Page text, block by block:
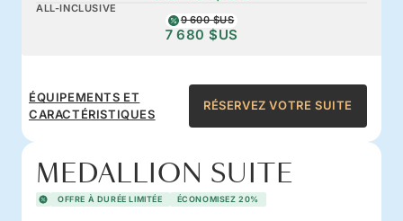
ALL-INCLUSIVE
9 600 $US
7 680 $US
ÉQUIPEMENTS ET
CARACTÉRISTIQUES
RÉSERVEZ VOTRE SUITE
MEDALLION SUITE
OFFRE À DURÉE LIMITÉE ÉCONOMISEZ 20%